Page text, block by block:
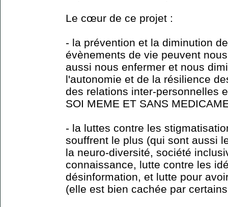
Le cœur de ce projet :
- la prévention et la diminution
évènements de vie peuvent
aussi nous enfermer et nous
l'autonomie et de la résilience
des relations inter-personnelles
SOI MEME ET SANS
- la luttes contre les
souffrent le plus (qui sont aussi
la neuro-diversité, société
connaissance, lutte contre les
désinformation, et lutte pour
(elle est bien cachée par